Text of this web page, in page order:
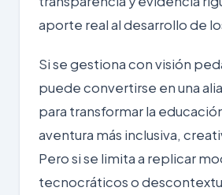
aporte real al desarrollo de
Si se gestiona con visión
puede convertirse en una
para transformar la
aventura más inclusiva,
Pero si se limita a replicar
tecnocráticos o